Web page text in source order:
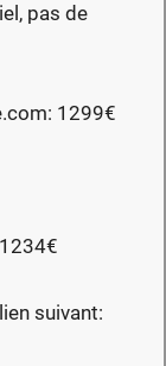
pas de
1299€
suivant: